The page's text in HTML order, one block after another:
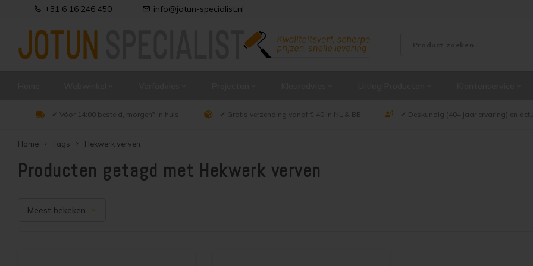
+31 6 16 246 450 info@jotun-specialist.nl
✔ Vóór 14:00 besteld, morgen* in huis ✔ Gratis verzending vanaf € 40 in NL & BE ✔ Deskundig (40+ jaar ervaring) en
Home Tags Hekwerk verven
Producten getagd met Hekwerk verven
Meest bekeken